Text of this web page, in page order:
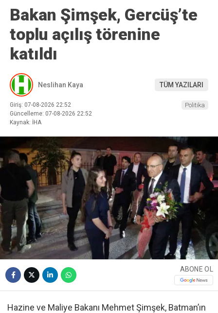
Bakan Şimşek, Gercüş’te
toplu açılış törenine
katıldı
Neslihan Kaya TÜM YAZILARI
Giriş: 07-08-2026 22:52
Güncelleme: 07-08-2026 22:52
Kaynak: İHA
Politika
ABONE OL
Hazine ve Maliye Bakanı Mehmet Şimşek, Batman’ın